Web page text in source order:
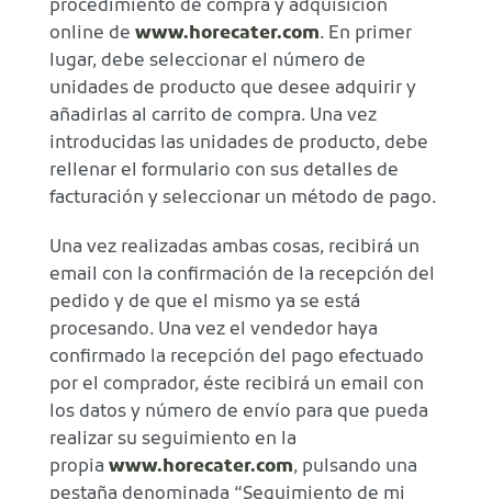
procedimiento de compra y adquisición
online de www.horecater.com. En primer
lugar, debe seleccionar el número de
unidades de producto que desee adquirir y
añadirlas al carrito de compra. Una vez
introducidas las unidades de producto, debe
rellenar el formulario con sus detalles de
facturación y seleccionar un método de pago.
Una vez realizadas ambas cosas, recibirá un
email con la confirmación de la recepción del
pedido y de que el mismo ya se está
procesando. Una vez el vendedor haya
confirmado la recepción del pago efectuado
por el comprador, éste recibirá un email con
los datos y número de envío para que pueda
realizar su seguimiento en la
propia www.horecater.com, pulsando una